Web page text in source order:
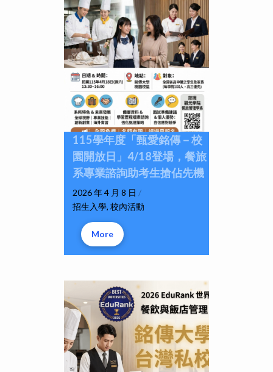
115學年度「甄愛銘傳－校
園開放日」4/18登場，餐旅
系專業諮詢助考生搶佔先機
2026 年 4 月 8 日 /
招生入學, 校內活動
More